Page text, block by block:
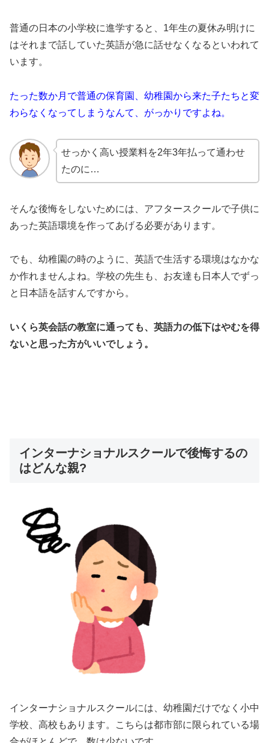
普通の日本の小学校に進学すると、1年生の夏休み明けに
はそれまで話していた英語が急に話せなくなるといわれて
います。
たった数か月で普通の保育園、幼稚園から来た子たちと変
わらなくなってしまうなんて、がっかりですよね。
せっかく高い授業料を2年3年払って通わせ
たのに…
そんな後悔をしないためには、アフタースクールで子供に
あった英語環境を作ってあげる必要があります。
でも、幼稚園の時のように、英語で生活する環境はなかな
か作れませんよね。学校の先生も、お友達も日本人でずっ
と日本語を話すんですから。
いくら英会話の教室に通っても、英語力の低下はやむを得
ないと思った方がいいでしょう。
インターナショナルスクールで後悔するの
はどんな親?
インターナショナルスクールには、幼稚園だけでなく小中
学校、高校もあります。こちらは都市部に限られている場